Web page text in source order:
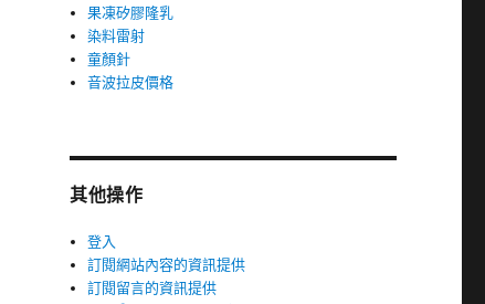
果凍矽膠隆乳
染料雷射
童顏針
音波拉皮價格
其他操作
登入
訂閱網站內容的資訊提供
訂閱留言的資訊提供